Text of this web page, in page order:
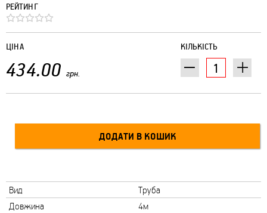
РЕЙТИНГ
КІЛЬКІСТЬ
ЦІНА
434.00 грн.
Вид
Труба
Довжина
4м